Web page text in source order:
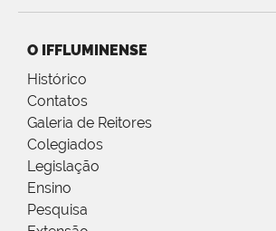
O IFFLUMINENSE
Histórico
Contatos
Galeria de Reitores
Colegiados
Legislação
Ensino
Pesquisa